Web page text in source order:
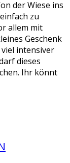
der Wiese ins
zu
allem mit
Geschenk
viel intensiver
dieses
Ihr könnt